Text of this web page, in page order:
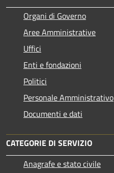
Organi di Governo
Aree Amministrative
Uffici
Enti e fondazioni
Politici
Personale Amministrativo
Documenti e dati
CATEGORIE DI SERVIZIO
Anagrafe e stato civile